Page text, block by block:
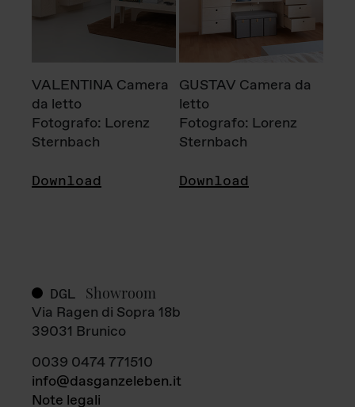
VALENTINA Camera
da letto
Fotografo: Lorenz
Sternbach
Download
GUSTAV Camera da
letto
Fotografo: Lorenz
Sternbach
Download
DGL Showroom
Via Ragen di Sopra 18b
39031 Brunico
0039 0474 771510
info@dasganzeleben.it
Note legali